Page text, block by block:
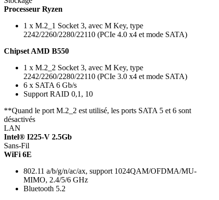
Processeur Ryzen
1 x M.2_1 Socket 3, avec M Key, type
2242/2260/2280/22110 (PCIe 4.0 x4 et mode SATA)
Chipset AMD B550
1 x M.2_2 Socket 3, avec M Key, type
2242/2260/2280/22110 (PCIe 3.0 x4 et mode SATA)
6 x SATA 6 Gb/s
Support RAID 0,1, 10
**Quand le port M.2_2 est utilisé, les ports SATA 5 et 6 sont
désactivés
LAN
Intel® I225-V 2.5Gb
Sans-Fil
WiFi 6E
802.11 a/b/g/n/ac/ax, support 1024QAM/OFDMA/MU-
MIMO, 2.4/5/6 GHz
Bluetooth 5.2